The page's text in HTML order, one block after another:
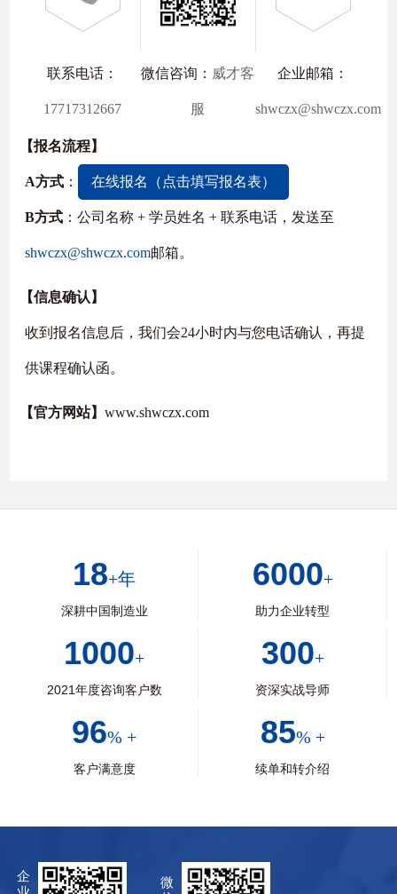
联系电话：
17717312667
微信咨询： 威才客
服
企业邮箱：
shwczx@shwczx.com
【报名流程】
A方式 ： 在线报名（点击填写报名表）
B方式 ：公司名称 + 学员姓名 + 联系电话，发送至
shwczx@shwczx.com邮箱。
【信息确认】
收到报名信息后，我们会24小时内与您电话确认，再提
供课程确认函。
【官方网站】www.shwczx.com
18+年
深耕中国制造业
6000+
助力企业转型
1000+
2021年度咨询客户数
300+
资深实战导师
96% +
客户满意度
85% +
续单和转介绍
企
微